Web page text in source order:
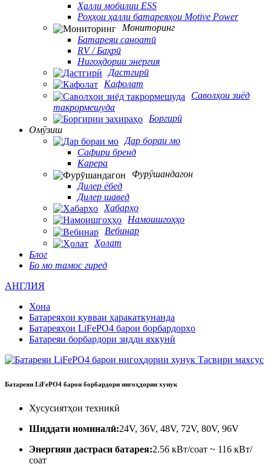
Ҳалли мобилии ESS
Роҳҳои ҳалли батареяҳои Motive Power
Мониторинг
Батареяи саноатӣ
RV / Баҳрӣ
Нигоҳдории энергия
Дастгирӣ
Кафолат
Саволҳои зиёд
такрормешуда
Боргирӣ
Омӯзиш
Дар бораи мо
Сафири бренд
Карера
Фурӯшандагон
Дилер ёбед
Дилер шавед
Хабарҳо
Намоишгоҳҳо
Вебинар
Ҳолат
Блог
Бо мо тамос гиред
АНГЛИЯ
Хона
Батареяҳои қувваи ҳаракаткунанда
Батареяҳои LiFePO4 барои борбардорҳо
Батареяи борбардори зидди яхкунӣ
Батареяи LiFePO4 барои борбардори нигоҳдории хунук
Хусусиятҳои техникӣ
Шиддати номиналӣ:24V, 36V, 48V, 72V, 80V, 96V
Энергияи дастраси батарея:2.56 кВт/соат ~ 116 кВт/
соат